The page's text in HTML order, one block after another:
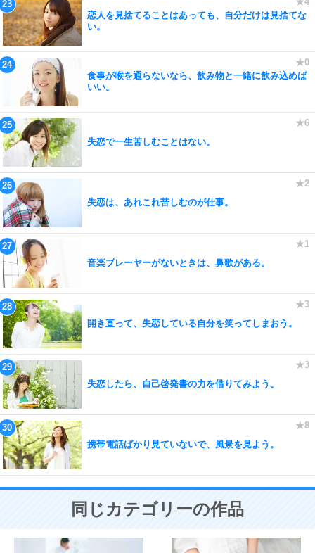
恋人を見捨てることはあっても、自分だけは見捨てな
い。
食事が喉を通らないなら、飲み物と一緒に飲み込めば
いい。
失恋で一生苦しむことはない。
失恋は、あれこれ苦しむのが仕事。
音楽プレーヤーがないときは、鼻歌がある。
開き直って、失恋している自分を笑ってしまおう。
失恋したら、自己啓発書の力を借りてみよう。
携帯電話ばかり見ていないで、風景を見よう。
同じカテゴリーの作品